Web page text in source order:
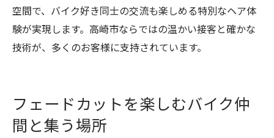
空間で、バイク好き同士の交流も楽しめる特別なヘア体
験が実現します。高崎市ならではの温かい接客と確かな
技術が、多くのお客様に支持されています。
フェードカットを楽しむバイク仲
間と集う場所